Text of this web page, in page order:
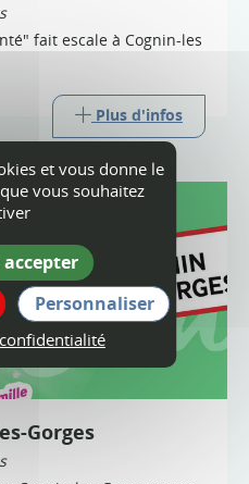
fait escale à Cognin-les
Plus d'infos
Gorges
et vous donne le
vous souhaitez
Personnaliser